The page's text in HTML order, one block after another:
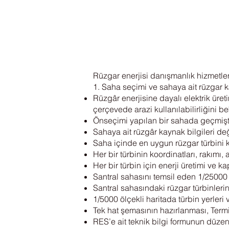
Rüzgar enerjisi danışmanlık
1. Saha seçimi ve sahaya ait rüzgar
Rüzgâr enerjisine dayalı elektrik
çerçevede arazi kullanılabilirliğini
Önseçimi yapılan bir sahada
Sahaya ait rüzgâr kaynak bilgileri
Saha içinde en uygun rüzgar türbini
Her bir türbinin koordinatları,
Her bir türbin için enerji üretimi ve
Santral sahasını temsil eden 1/
Santral sahasındaki rüzgar
1/5000 ölçekli haritada türbin yerleri
Tek hat şemasının hazırlanması,
RES’e ait teknik bilgi formunun